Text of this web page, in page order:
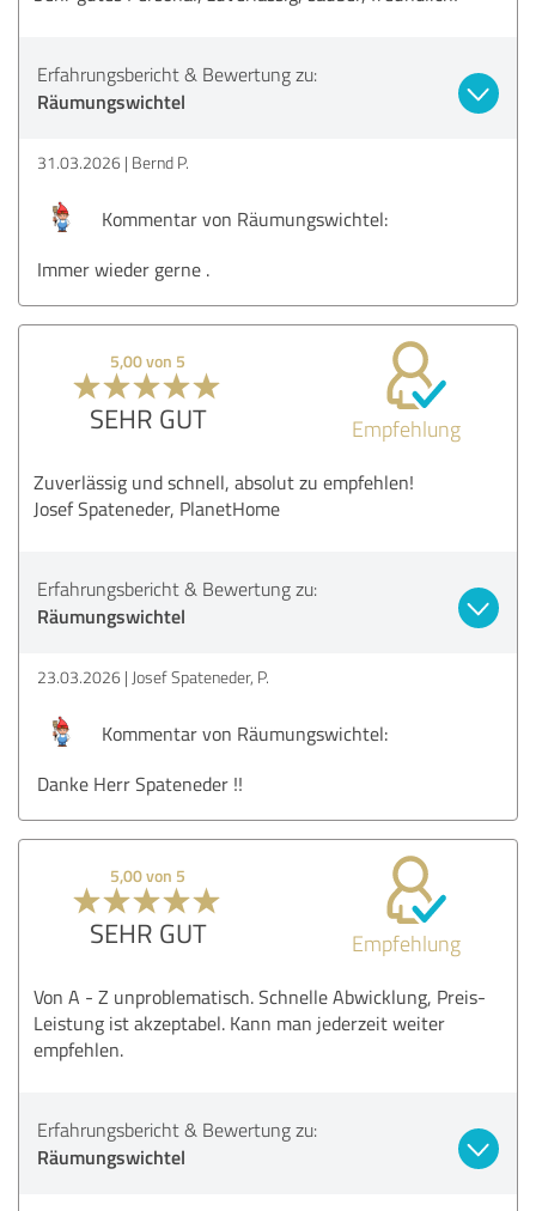
Erfahrungsbericht & Bewertung zu:
Räumungswichtel
31.03.2026 Bernd P.
Kommentar von Räumungswichtel:
Immer wieder gerne .
5,00 von 5
SEHR GUT Empfehlung
Zuverlässig und schnell, absolut zu empfehlen!
Josef Spateneder, PlanetHome
Erfahrungsbericht & Bewertung zu:
Räumungswichtel
23.03.2026 Josef Spateneder, P.
Kommentar von Räumungswichtel:
Danke Herr Spateneder !!
5,00 von 5
SEHR GUT Empfehlung
Von A - Z unproblematisch. Schnelle Abwicklung, Preis-
Leistung ist akzeptabel. Kann man jederzeit weiter
empfehlen.
Erfahrungsbericht & Bewertung zu:
Räumungswichtel